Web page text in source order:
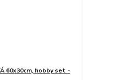
60x30cm, hobby set -